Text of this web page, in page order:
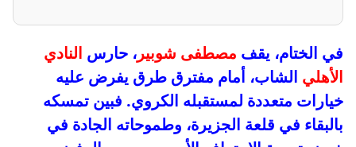
في الختام، يقف مصطفى شوبير، حارس النادي
الأهلي الشاب، أمام مفترق طرق يفرض عليه
خيارات متعددة لمستقبله الكروي. فبين تمسكه
بالبقاء في قلعة الجزيرة، وطموحاته الجادة في